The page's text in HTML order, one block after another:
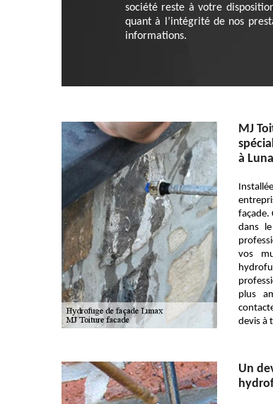
société reste à votre
quant à l’intégrité de nos
informations.
MJ
à
façade.
dans
vos
plus
devis à
Un